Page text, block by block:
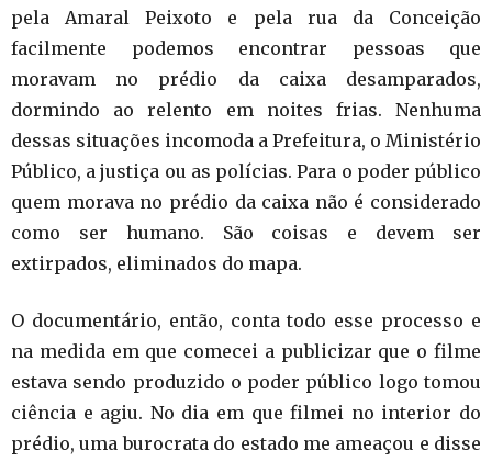
pela Amaral Peixoto e pela rua da Conceição
facilmente podemos encontrar pessoas que
moravam no prédio da caixa desamparados,
dormindo ao relento em noites frias. Nenhuma
dessas situações incomoda a Prefeitura, o Ministério
Público, a justiça ou as polícias. Para o poder público
quem morava no prédio da caixa não é considerado
como ser humano. São coisas e devem ser
extirpados, eliminados do mapa.
O documentário, então, conta todo esse processo e
na medida em que comecei a publicizar que o filme
estava sendo produzido o poder público logo tomou
ciência e agiu. No dia em que filmei no interior do
prédio, uma burocrata do estado me ameaçou e disse